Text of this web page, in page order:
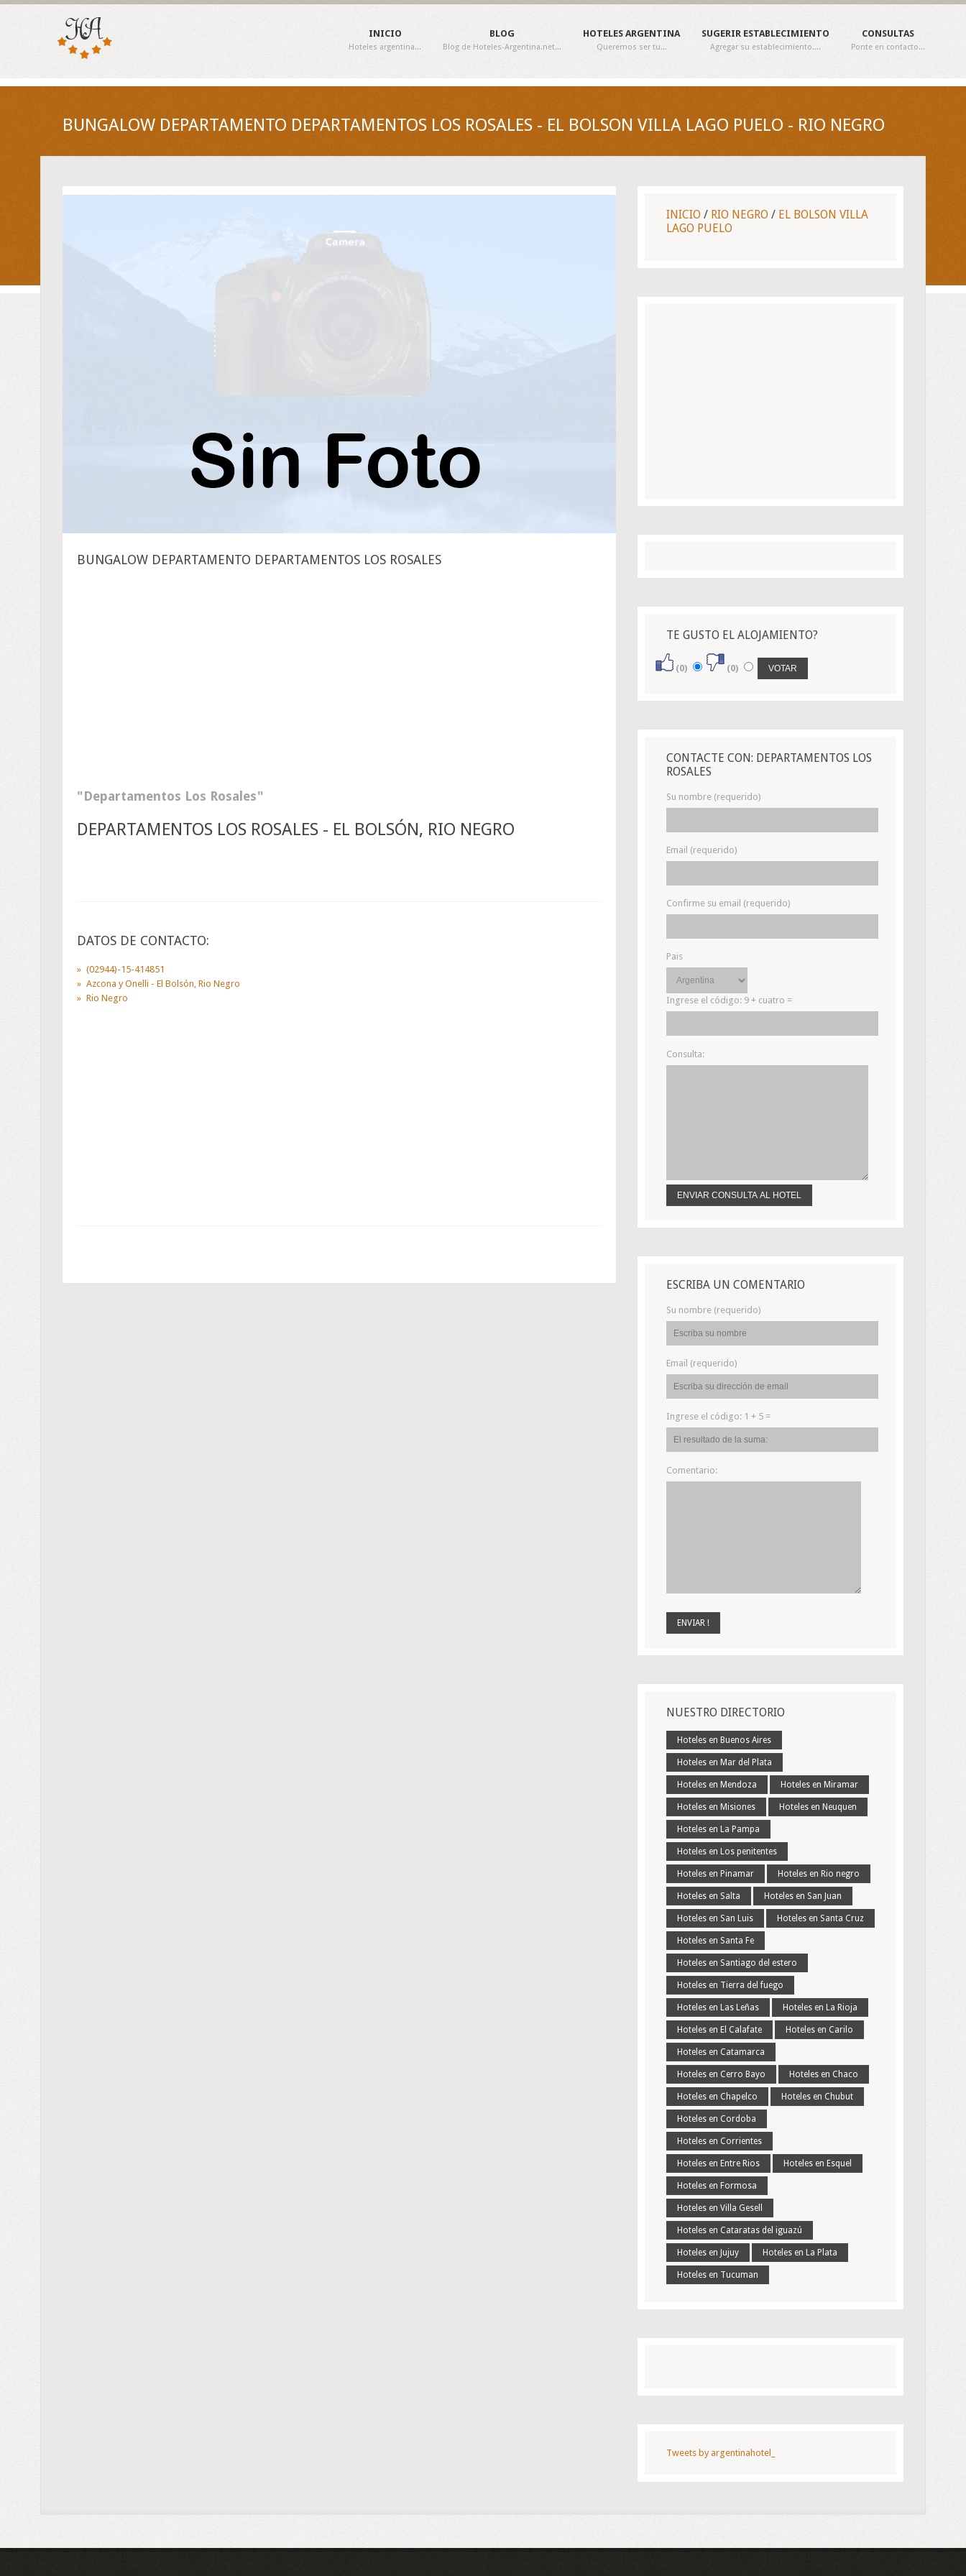
INICIO
Hoteles argentina...
BLOG
Blog de Hoteles-Argentina.net...
HOTELES ARGENTINA
Queremos ser tu...
SUGERIR ESTABLECIMIENTO
Agregar su establecimiento....
CONSULTAS
Ponte en contacto...
BUNGALOW DEPARTAMENTO DEPARTAMENTOS LOS ROSALES - EL BOLSON VILLA LAGO PUELO - RIO NEGRO
BUNGALOW DEPARTAMENTO DEPARTAMENTOS LOS ROSALES
Departamentos Los Rosales
DEPARTAMENTOS LOS ROSALES - EL BOLSÓN, RIO NEGRO
DATOS DE CONTACTO:
(02944)-15-414851
Azcona y Onelli - El Bolsón, Rio Negro
Rio Negro
INICIO / RIO NEGRO / EL BOLSON VILLA
LAGO PUELO
TE GUSTO EL ALOJAMIENTO?
(0) (0)
CONTACTE CON: DEPARTAMENTOS LOS
ROSALES
Su nombre (requerido)
Email (requerido)
Confirme su email (requerido)
Pais
Ingrese el código: 9 + cuatro =
Consulta:
ESCRIBA UN COMENTARIO
Su nombre (requerido)
Email (requerido)
Ingrese el código: 1 + 5 =
Comentario:
NUESTRO DIRECTORIO
Hoteles en Buenos Aires
Hoteles en Mar del Plata
Hoteles en Mendoza Hoteles en Miramar
Hoteles en Misiones Hoteles en Neuquen
Hoteles en La Pampa
Hoteles en Los penitentes
Hoteles en Pinamar Hoteles en Rio negro
Hoteles en Salta Hoteles en San Juan
Hoteles en San Luis Hoteles en Santa Cruz
Hoteles en Santa Fe
Hoteles en Santiago del estero
Hoteles en Tierra del fuego
Hoteles en Las Leñas Hoteles en La Rioja
Hoteles en El Calafate Hoteles en Carilo
Hoteles en Catamarca
Hoteles en Cerro Bayo Hoteles en Chaco
Hoteles en Chapelco Hoteles en Chubut
Hoteles en Cordoba
Hoteles en Corrientes
Hoteles en Entre Rios Hoteles en Esquel
Hoteles en Formosa
Hoteles en Villa Gesell
Hoteles en Cataratas del iguazú
Hoteles en Jujuy Hoteles en La Plata
Hoteles en Tucuman
Tweets by argentinahotel_